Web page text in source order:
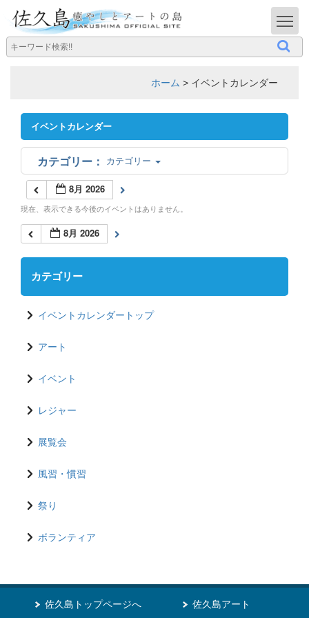
ホーム > イベントカレンダー
イベントカレンダー
カテゴリー
8月 2026
現在、表示できる今後のイベントはありません。
8月 2026
カテゴリー
イベントカレンダートップ
アート
イベント
レジャー
展覧会
風習・慣習
祭り
ボランティア
佐久島トップページへ 佐久島アート